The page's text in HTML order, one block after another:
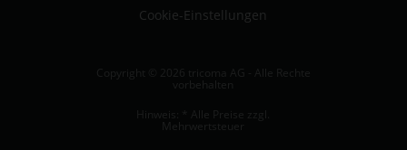
Cookie-Einstellungen